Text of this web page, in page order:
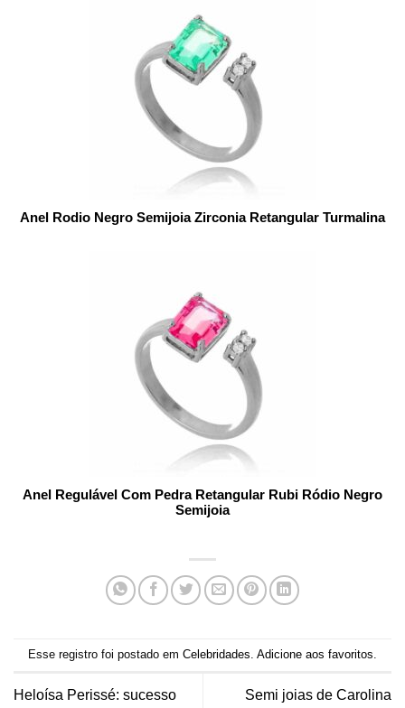
Anel Rodio Negro Semijoia Zirconia Retangular Turmalina
Anel Regulável Com Pedra Retangular Rubi Ródio Negro
Semijoia
Esse registro foi postado em Celebridades Adicione aos favoritos
Heloísa Perissé: sucesso
Semi joias de Carolina